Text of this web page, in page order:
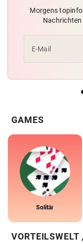
Morgens
Nachrichten
E-Mail
GAMES
Solitär
VORTEILSWELT